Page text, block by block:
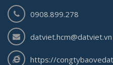
0908.899.278
datviet.hcm@datviet.vn
https://